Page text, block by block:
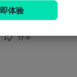
要。据此投资，责任自
分享
体验